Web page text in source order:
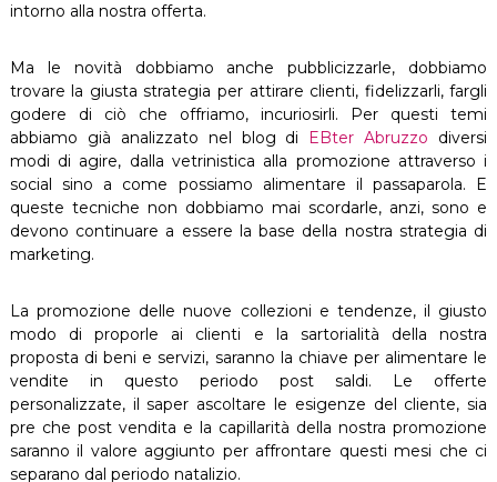
intorno alla nostra offerta.
Ma le novità dobbiamo anche pubblicizzarle, dobbiamo
trovare la giusta strategia per attirare clienti, fidelizzarli, fargli
godere di ciò che offriamo, incuriosirli. Per questi temi
abbiamo già analizzato nel blog di EBter Abruzzo diversi
modi di agire, dalla vetrinistica alla promozione attraverso i
social sino a come possiamo alimentare il passaparola. E
queste tecniche non dobbiamo mai scordarle, anzi, sono e
devono continuare a essere la base della nostra strategia di
marketing.
La promozione delle nuove collezioni e tendenze, il giusto
modo di proporle ai clienti e la sartorialità della nostra
proposta di beni e servizi, saranno la chiave per alimentare le
vendite in questo periodo post saldi. Le offerte
personalizzate, il saper ascoltare le esigenze del cliente, sia
pre che post vendita e la capillarità della nostra promozione
saranno il valore aggiunto per affrontare questi mesi che ci
separano dal periodo natalizio.